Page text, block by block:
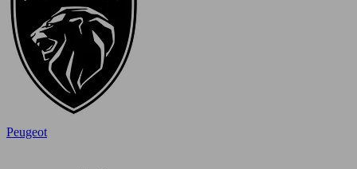
Peugeot